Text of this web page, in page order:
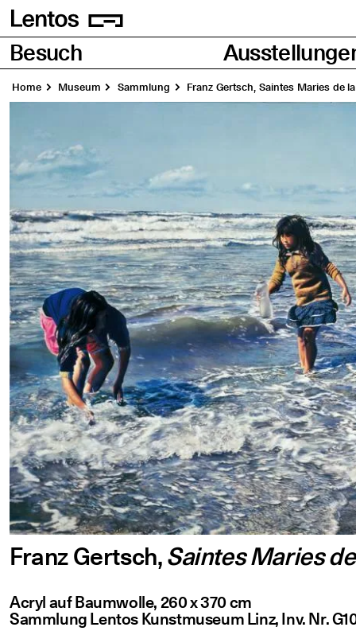
Homepage
Seiten
Besuch
Home Muse­um Samm­lung Franz Gertsch, Sain­tes Maries de
Franz Gertsch,Saintes Maries
Acryl auf Baum­wol­le, 260 x 370 cm
Samm­lung Lentos Kunst­mu­se­um Linz, Inv. Nr.